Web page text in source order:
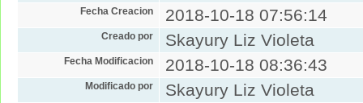
Fecha Creacion 2018-10-18 07:56:14
Creado por Skayury Liz Violeta
Fecha Modificacion 2018-10-18 08:36:43
Modificado por Skayury Liz Violeta